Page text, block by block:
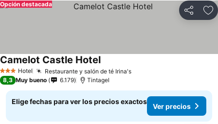
Compartir
Opción destacada
3 Estrellas
Hotel Restaurante y salón de té Irina's
Camelot Castle Hotel
8,3 Muy bueno 6.179 Tintagel
Elige fechas para ver los precios exactos
Ver precios